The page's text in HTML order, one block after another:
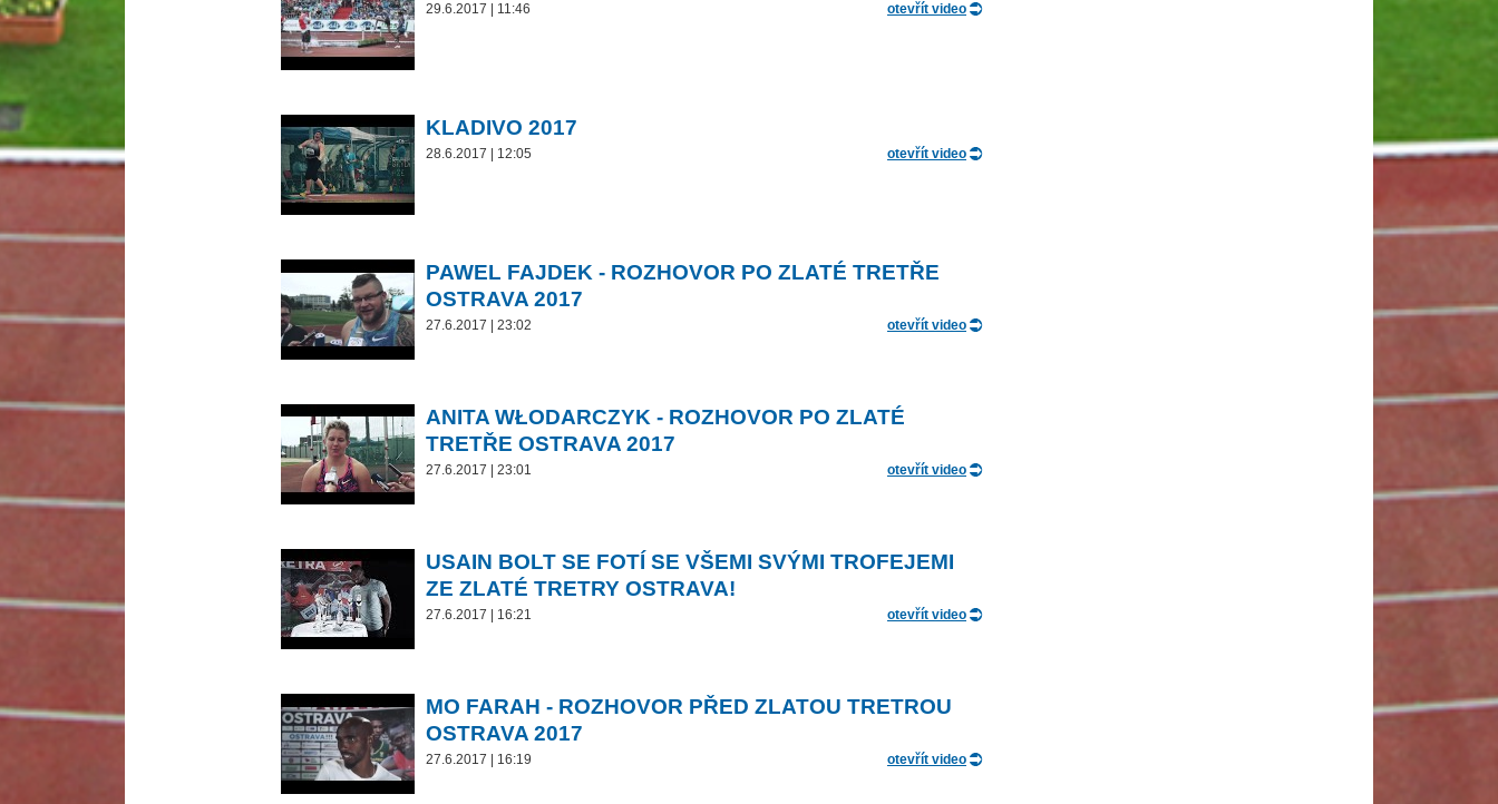
29.6.2017 | 11:46 otevřít video
KLADIVO 2017
28.6.2017 | 12:05 otevřít video
PAWEL FAJDEK - ROZHOVOR PO ZLATÉ TRETŘE
OSTRAVA 2017
27.6.2017 | 23:02 otevřít video
ANITA WŁODARCZYK - ROZHOVOR PO ZLATÉ
TRETŘE OSTRAVA 2017
27.6.2017 | 23:01 otevřít video
USAIN BOLT SE FOTÍ SE VŠEMI SVÝMI TROFEJEMI
ZE ZLATÉ TRETRY OSTRAVA!
27.6.2017 | 16:21 otevřít video
MO FARAH - ROZHOVOR PŘED ZLATOU TRETROU
OSTRAVA 2017
27.6.2017 | 16:19 otevřít video